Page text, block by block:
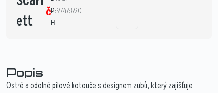
ett
čP
H
59746890
1
Popis
Ostré a odolné pilové kotouče s designem zubů, který zajišťuje